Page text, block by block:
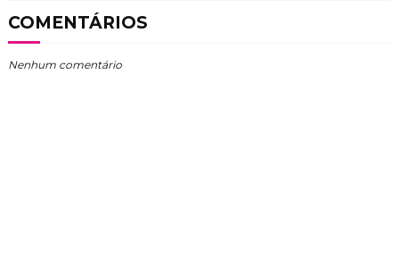
COMENTÁRIOS
Nenhum comentário